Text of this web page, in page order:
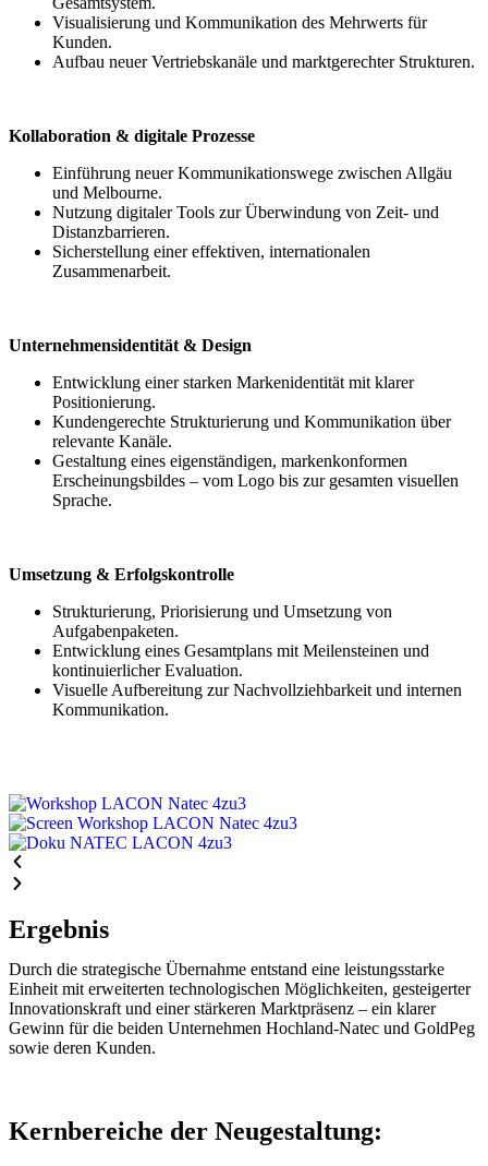
Visualisierung und Kommunikation des Mehrwerts für
Kunden.
Aufbau neuer Vertriebskanäle und marktgerechter Strukturen.
Kollaboration & digitale Prozesse
Einführung neuer Kommunikationswege zwischen Allgäu
und Melbourne.
Nutzung digitaler Tools zur Überwindung von Zeit- und
Distanzbarrieren.
Sicherstellung einer effektiven, internationalen
Zusammenarbeit.
Unternehmensidentität & Design
Entwicklung einer starken Markenidentität mit klarer
Positionierung.
Kundengerechte Strukturierung und Kommunikation über
relevante Kanäle.
Gestaltung eines eigenständigen, markenkonformen
Erscheinungsbildes – vom Logo bis zur gesamten visuellen
Sprache.
Umsetzung & Erfolgskontrolle
Strukturierung, Priorisierung und Umsetzung von
Aufgabenpaketen.
Entwicklung eines Gesamtplans mit Meilensteinen und
kontinuierlicher Evaluation.
Visuelle Aufbereitung zur Nachvollziehbarkeit und internen
Kommunikation.
Ergebnis
Durch die strategische Übernahme entstand eine leistungsstarke
Einheit mit erweiterten technologischen Möglichkeiten, gesteigerter
Innovationskraft und einer stärkeren Marktpräsenz – ein klarer
Gewinn für die beiden Unternehmen Hochland-Natec und GoldPeg
sowie deren Kunden.
Kernbereiche der Neugestaltung: